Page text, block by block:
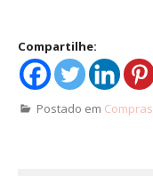
Compartilhe:
Postado em Compras